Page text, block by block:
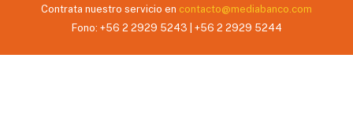
Contrata nuestro servicio en contacto@mediabanco.com
Fono: +56 2 2929 5243 | +56 2 2929 5244